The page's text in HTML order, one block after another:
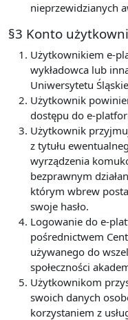
nieprzewidzianych
§3 Konto
Użytkownikiem e-
wykładowca lub
Uniwersytetu
Użytkownik
dostępu do e-
Użytkownik
z tytułu
wyrządzenia
bezprawnym
którym wbrew
swoje hasło.
Logowanie do e-
pośrednictwem
używanego do
społeczności
Użytkownikom
swoich danych
korzystaniem z